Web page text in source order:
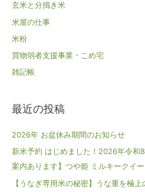
玄米と分搗き米
米屋の仕事
米粉
買物弱者支援事業・こめ宅
雑記帳
最近の投稿
2026年 お盆休み期間のお知らせ
新米予約 はじめました！2026年令和
案内あります】つや姫 ミルキークイ
【うなぎ専用米の秘密】うな重を極